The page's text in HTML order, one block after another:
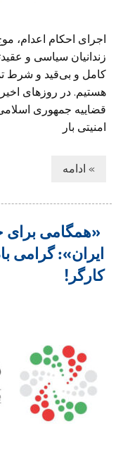
اجرای احکام اعدام،
زندانیان سیاسی و
کامل و بی‌قید و شرط
هستیم. در روزهای
قضاییه جمهوری
امنیتی بار
» ادامه
«همگامی برای
ايران»: گرامی
کارگر!